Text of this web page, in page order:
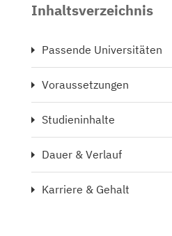
Inhaltsverzeichnis
Passende Universitäten
Voraussetzungen
Studieninhalte
Dauer & Verlauf
Karriere & Gehalt